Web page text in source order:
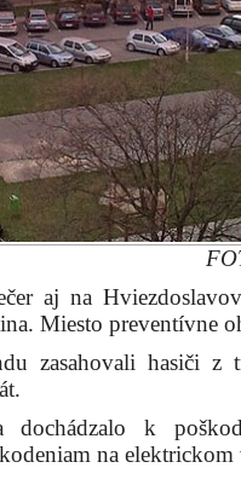
aj na
Miesto preventívne
zasahovali hasiči z
dochádzalo k
na elektrickom